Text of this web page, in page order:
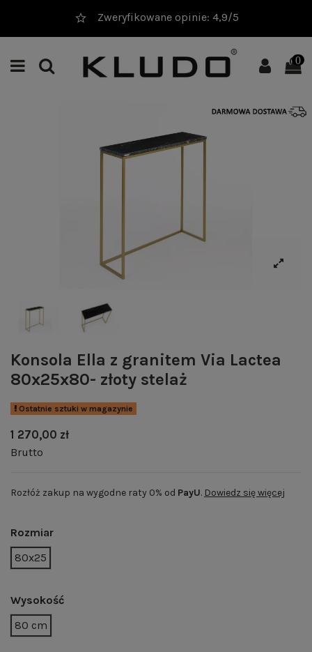
Zweryfikowane opinie: 4,9/5
0
Konsola Ella z granitem Via Lactea
80x25x80- złoty stelaż
Ostatnie sztuki w magazynie
1 270,00 zł
Brutto
Rozłóż zakup na wygodne raty 0% od PayU. Dowiedz się więcej
Rozmiar
80x25
Wysokość
80 cm